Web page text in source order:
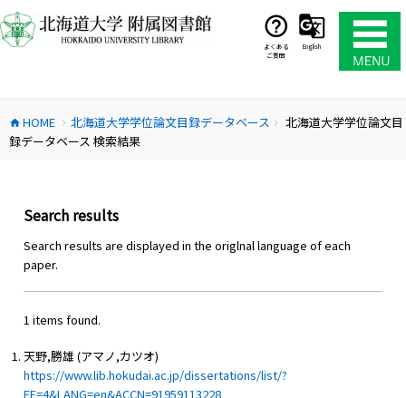
ン
テ
ス
キ
よくある
ご質問
English
home HOME chevron_right 北海道大学学位論文目録データベース chevron_right
北海道大学学位論文目
録データベース 検索結果
Search results
Search results are displayed in the origlnal language of each
paper.
1 items found.
天野,勝雄 (アマノ,カツオ)
https://www.lib.hokudai.ac.jp/dissertations/list/?
FF=4&LANG=en&ACCN=91959113228